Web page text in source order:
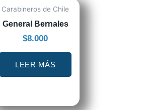
Carabineros de Chile
General Bernales
$8.000
LEER MÁS